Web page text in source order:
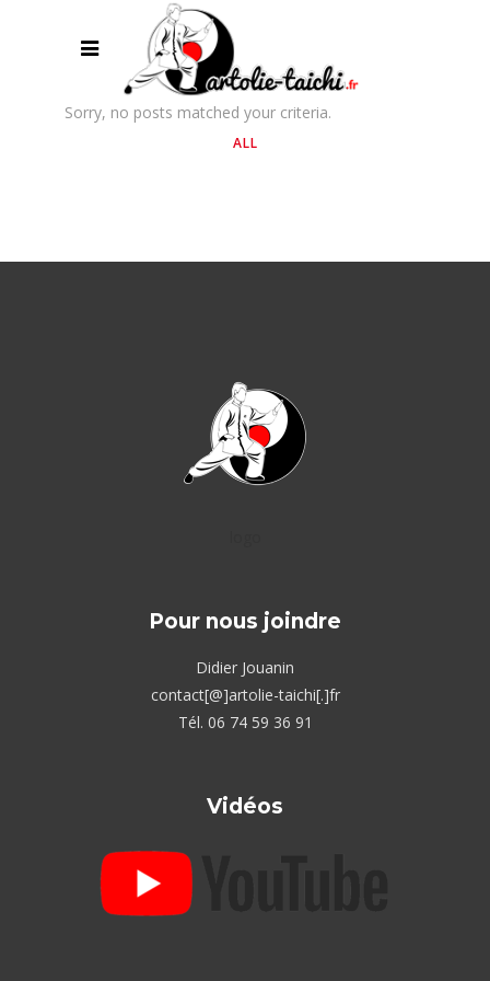
Sorry, no posts matched your criteria.
ALL
Pour nous joindre
Didier Jouanin
contact[@]artolie-taichi[.]fr
Tél. 06 74 59 36 91
Vidéos